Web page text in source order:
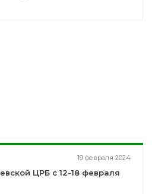
19 февраля 2024
ЦРБ с 12-18 февраля